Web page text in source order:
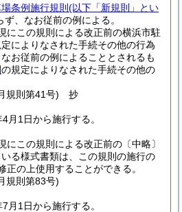
条例施行規則 (以下「新規則」とい
、なお従前の例による。
にこの規則による改正前の横浜市駐
によりなされた手続その他の行為
お従前の例によることとされるも
の規定によりなされた手続その他の
規則第41号) 抄
月1日から施行する。
にこの規則による改正前の〔中略〕
る様式書類は、この規則の施行の
正の上使用することができる。
規則第83号)
月1日から施行する。